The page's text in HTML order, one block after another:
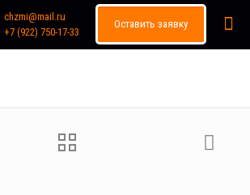
chzmi@mail.ru
+7 (922) 750-17-33
Оставить заявку